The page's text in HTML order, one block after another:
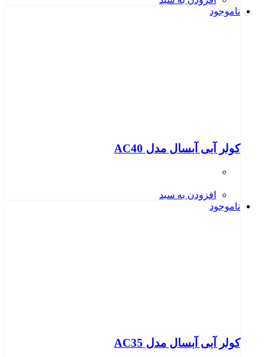
ناموجود
کولر آبی آبسال مدل AC40
افزودن به سبد
ناموجود
کولر آبی آبسال مدل AC35